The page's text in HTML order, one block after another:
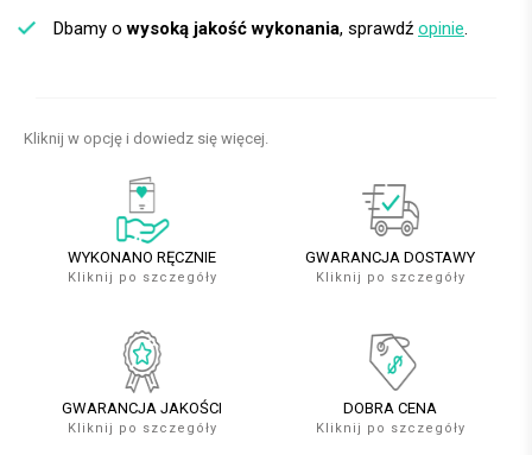
Dbamy owysoką jakość wykonania, sprawdź opinie.
Kliknij w opcję i dowiedz się więcej.
WYKONANO RĘCZNIE
Kliknij po szczegóły
GWARANCJA DOSTAWY
Kliknij po szczegóły
GWARANCJA JAKOŚCI
Kliknij po szczegóły
DOBRA CENA
Kliknij po szczegóły